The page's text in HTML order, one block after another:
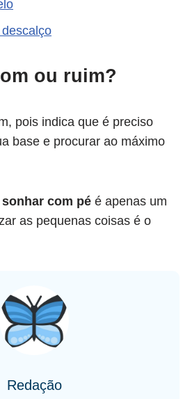
ou ruim?
pois indica que é preciso
base e procurar ao máximo
sonhar com pé é apenas um
as pequenas coisas é o
Redação